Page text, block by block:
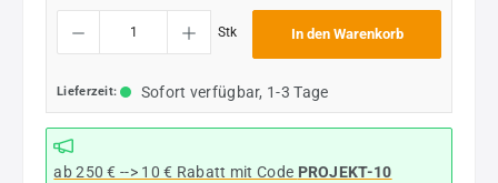
Produkt Anzahl: Gib den gewünschten Wert ein oder benutze die Schaltflächen um
Stk In den Warenkorb
Lieferzeit: Sofort verfügbar, 1-3 Tage
ab 250 € --> 10 € Rabatt mit Code PROJEKT-10